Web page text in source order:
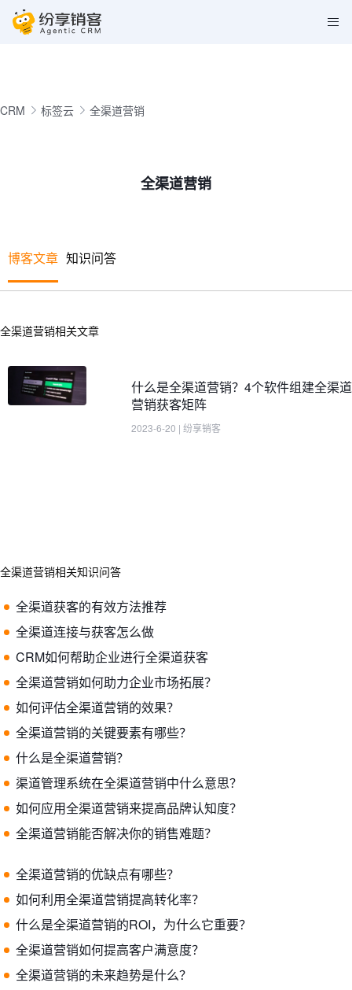
CRM 标签云 全渠道营销
全渠道营销
博客文章 知识问答
全渠道营销相关文章
什么是全渠道营销？4个软件组建全渠道
营销获客矩阵
2023-6-20 | 纷享销客
全渠道营销相关知识问答
全渠道获客的有效方法推荐
全渠道连接与获客怎么做
CRM如何帮助企业进行全渠道获客
全渠道营销如何助力企业市场拓展？
如何评估全渠道营销的效果？
全渠道营销的关键要素有哪些？
什么是全渠道营销？
渠道管理系统在全渠道营销中什么意思？
如何应用全渠道营销来提高品牌认知度？
全渠道营销能否解决你的销售难题？
全渠道营销的优缺点有哪些？
如何利用全渠道营销提高转化率？
什么是全渠道营销的ROI，为什么它重要？
全渠道营销如何提高客户满意度？
全渠道营销的未来趋势是什么？